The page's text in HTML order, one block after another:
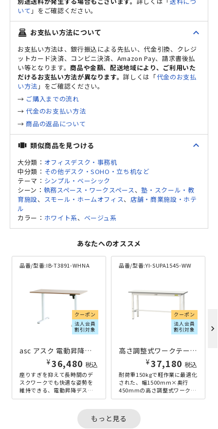
いて 」をご確認ください。
point_of_sale お支払い方法について expand_less
お支払い方法は、銀行振込による先払い、代金引換、クレジ
ットカード決済、コンビニ決済、Amazon Pay、請求書後払
い等となります。商品や金額、配送地域により、ご利用いた
だけるお支払い方法が異なります。詳しくは「代金のお支払
い方法 」をご確認ください。
→ ご購入までの流れ
→代金のお支払い方法
→ 商品の返品について
view_carousel 類似商品を見つける expand_less
大分類： オフィスデスク・事務机
中分類： その他デスク・SOHO・立ち机など
テーマ： シンプル・ベーシック
シーン： 執務スペース・ワークスペース 、塾・スクール・教
育施設、 スモール・ホームオフィス、 店舗・商業施設・ホテ
ル
カラー： ホワイト系、 ベージュ系
あなたへのオススメ
品番/型番:IB-T3891-WHNA
クーポン
法人会員
割引対象
asc アスク 電動昇降デスク W1400×D600×H720-1180 ナチュラル
¥36,480 税込
座りすぎを抑えて長時間のデ
スクワークでも快適な姿勢を
維持できる、電動昇降デスク
の幅1400mmタイプ。無段階
品番/型番:YI-SUPA1545-WW
クーポン
法人会員
割引対象
高さ調整式ワークテーブル W1500×D450×H600-900 ホワイト
¥37,180 税込
耐荷重150kgで軽作業に最適化
された、幅1500mm×奥行
450mmの高さ調整式ワークテ
ーブルです。高さを600～
chevron_right
もっと見る